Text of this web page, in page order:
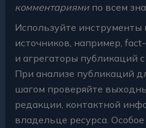
комментариямипо всем
Используйте
источников, например,
и агрегаторы публикаций
При анализе публикаций
шагом проверяйте
редакции, контактной
владельце ресурса.